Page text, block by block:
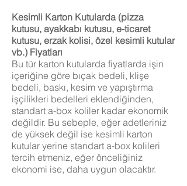
Kesimli Karton Kutularda (pizza
kutusu, ayakkabı kutusu, e-ticaret
kutusu, erzak kolisi, özel kesimli kutular
vb.) Fiyatları
Bu tür karton kutularda fiyatlarda işin
içeriğine göre bıçak bedeli, klişe
bedeli, baskı, kesim ve yapıştırma
işçilikleri bedelleri eklendiğinden,
standart a-box koliler kadar ekonomik
değildir. Bu sebeple, eğer adetleriniz
de yüksek değil ise kesimli karton
kutular yerine standart a-box kolileri
tercih etmeniz, eğer önceliğiniz
ekonomi ise, daha uygun olacaktır.